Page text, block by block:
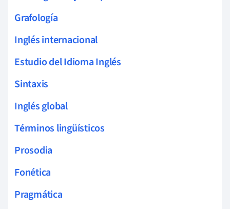
Grafología
Inglés internacional
Estudio del Idioma Inglés
Sintaxis
Inglés global
Términos lingüísticos
Prosodia
Fonética
Pragmática